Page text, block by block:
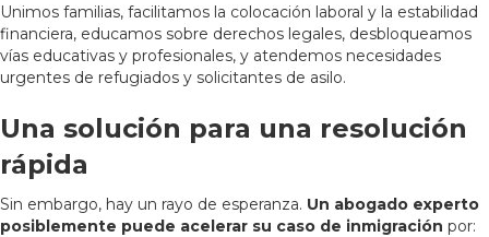
Unimos familias, facilitamos la colocación laboral y la estabilidad
financiera, educamos sobre derechos legales, desbloqueamos
vías educativas y profesionales, y atendemos necesidades
urgentes de refugiados y solicitantes de asilo.
Una solución para una resolución
rápida
Sin embargo, hay un rayo de esperanza. Un abogado experto
posiblemente puede acelerar su caso de inmigración por: